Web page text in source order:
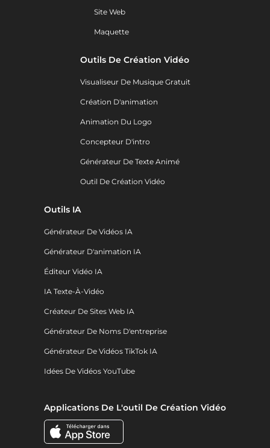
Site Web
Maquette
Outils De Création Vidéo
Visualiseur De Musique Gratuit
Création D'animation
Animation Du Logo
Concepteur D'intro
Générateur De Texte Animé
Outil De Création Vidéo
Outils IA
Générateur De Vidéos IA
Générateur D'animation IA
Éditeur Vidéo IA
IA Texte-À-Vidéo
Créateur De Sites Web IA
Générateur De Noms D'entreprise
Générateur De Vidéos TikTok IA
Idées De Vidéos YouTube
Applications De L'outil De Création Vidéo